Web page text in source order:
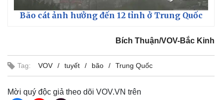
Bão cát ảnh hưởng đến 12 tỉnh ở Trung Quốc
Bích Thuận/VOV-Bắc Kinh
Tag: VOV tuyết bão Trung Quốc
Mời quý độc giả theo dõi VOV.VN trên